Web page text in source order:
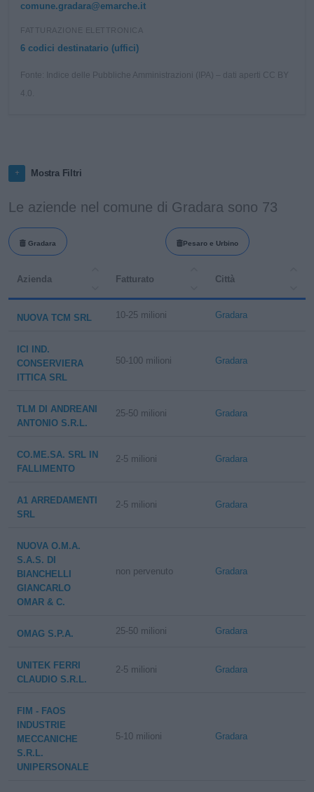
comune.gradara@emarche.it
FATTURAZIONE ELETTRONICA
6 codici destinatario (uffici)
Fonte: Indice delle Pubbliche Amministrazioni (IPA) – dati aperti CC BY
Mostra Filtri
Le aziende nel comune di Gradara sono 73
Gradara Pesaro e Urbino
Azienda Fatturato Città
NUOVA TCM SRL 10-25 milioni Gradara
ICI IND.
CONSERVIERA
ITTICA SRL
50-100 milioni Gradara
TLM DI ANDREANI
ANTONIO S.R.L.
25-50 milioni Gradara
CO.ME.SA. SRL IN
FALLIMENTO
2-5 milioni Gradara
A1 ARREDAMENTI
SRL
2-5 milioni Gradara
NUOVA O.M.A.
S.A.S. DI
BIANCHELLI
GIANCARLO
OMAR & C.
non pervenuto Gradara
OMAG S.P.A. 25-50 milioni Gradara
UNITEK FERRI
CLAUDIO S.R.L.
2-5 milioni Gradara
FIM - FAOS
INDUSTRIE
MECCANICHE
S.R.L.
UNIPERSONALE
5-10 milioni Gradara